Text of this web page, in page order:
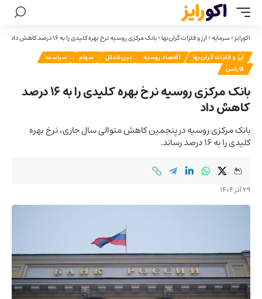
اکورایز>سرمایه>ارز و فلزات گران‌بها>بانک مرکزی روسیه نرخ بهره کلیدی را به ۱۶ درصد کاهش داد
ارز و فلزات گران‌بها اقتصاد روسیه بین‌الملل سهام
سیاست
فارکس
بانک مرکزی روسیه نرخ بهره کلیدی را به ۱۶ درصد
کاهش داد
بانک مرکزی روسیه در پنجمین کاهش متوالی سال جاری، نرخ بهره
کلیدی را به ۱۶ درصد رساند.
29 آذر 1404